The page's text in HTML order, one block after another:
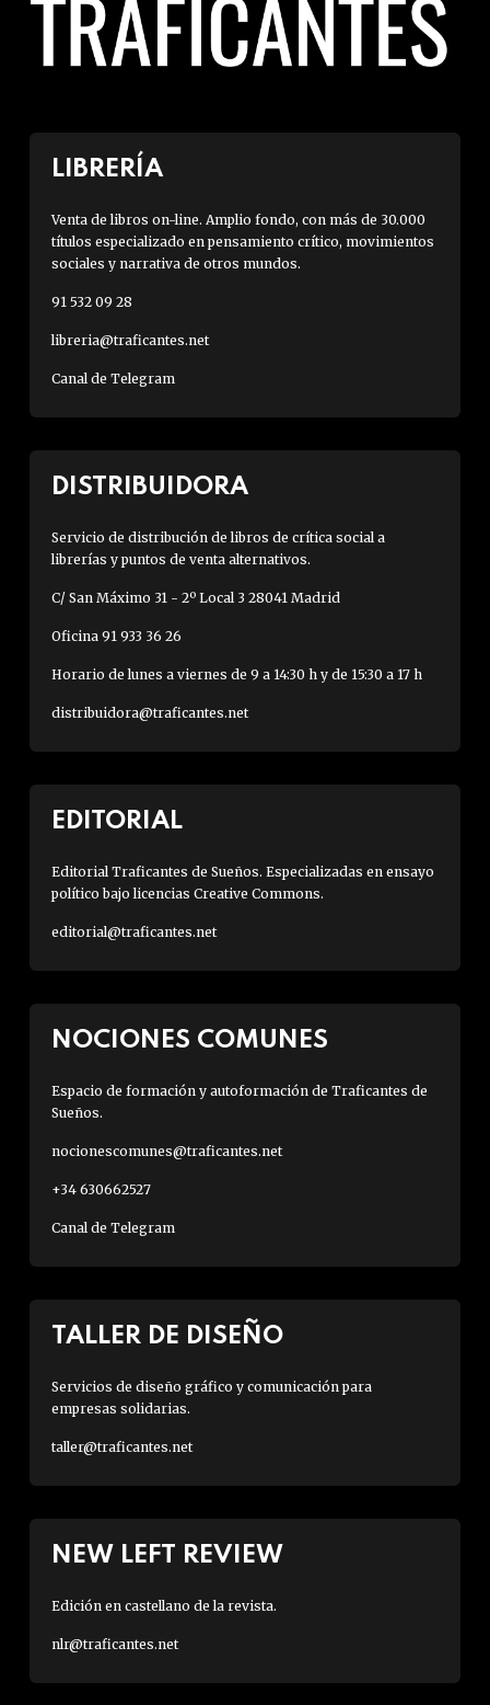
LIBRERÍA
Venta de libros on-line. Amplio fondo, con más de 30.000
títulos especializado en pensamiento crítico, movimientos
sociales y narrativa de otros mundos.
91 532 09 28
libreria@traficantes.net
Canal de Telegram
DISTRIBUIDORA
Servicio de distribución de libros de crítica social a
librerías y puntos de venta alternativos.
C/ San Máximo 31 - 2º Local 3 28041 Madrid
Oficina 91 933 36 26
Horario de lunes a viernes de 9 a 14:30 h y de 15:30 a 17 h
distribuidora@traficantes.net
EDITORIAL
Editorial Traficantes de Sueños. Especializadas en ensayo
político bajo licencias Creative Commons.
editorial@traficantes.net
NOCIONES COMUNES
Espacio de formación y autoformación de Traficantes de
Sueños.
nocionescomunes@traficantes.net
+34 630662527
Canal de Telegram
TALLER DE DISEÑO
Servicios de diseño gráfico y comunicación para
empresas solidarias.
taller@traficantes.net
NEW LEFT REVIEW
Edición en castellano de la revista.
nlr@traficantes.net